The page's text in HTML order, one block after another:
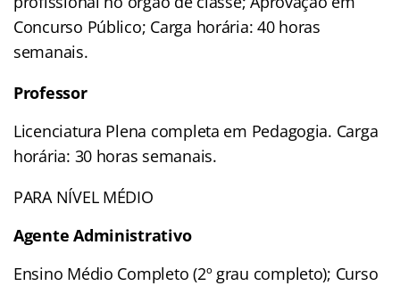
Concurso Público; Carga horária: 40 horas
semanais.
Professor
Licenciatura Plena completa em Pedagogia. Carga
horária: 30 horas semanais.
PARA NÍVEL MÉDIO
Agente Administrativo
Ensino Médio Completo (2º grau completo); Curso